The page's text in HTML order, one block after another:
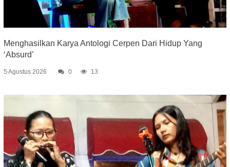
Menghasilkan Karya Antologi Cerpen Dari Hidup Yang
‘Absurd’
5 Agustus 2026 0 13